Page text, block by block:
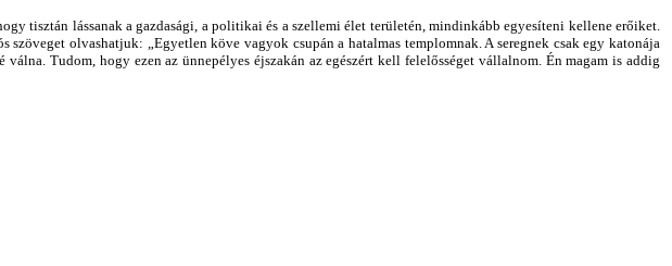
tisztán lássanak a gazdasági, a politikai és a szellemi élet területén, mindinkább egyesíteni kellene erőiket.
szöveget olvashatjuk: „Egyetlen köve vagyok csupán a hatalmas templomnak. A seregnek csak egy katonája
Tudom, hogy ezen az ünnepélyes éjszakán az egészért kell felelősséget vállalnom. Én magam is addig